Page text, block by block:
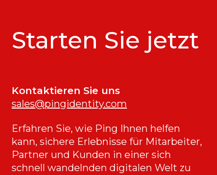
Starten Sie jetzt
Kontaktieren Sie uns
sales@pingidentity.com
Erfahren Sie, wie Ping Ihnen helfen
kann, sichere Erlebnisse für Mitarbeiter,
Partner und Kunden in einer sich
schnell wandelnden digitalen Welt zu